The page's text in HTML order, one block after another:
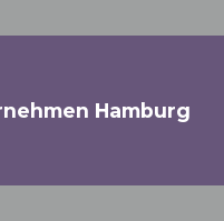
Hamburg